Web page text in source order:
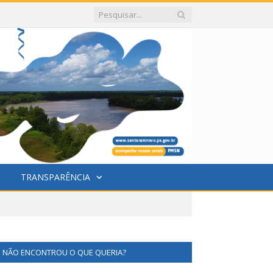
TRANSPARÊNCIA
NÃO ENCONTROU O QUE QUERIA?